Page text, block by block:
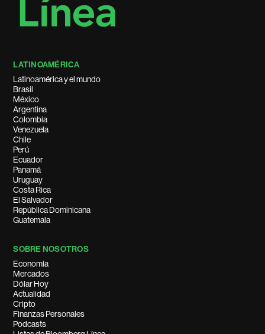
LATINOAMÉRICA
Latinoamérica y el mundo
Brasil
México
Argentina
Colombia
Venezuela
Chile
Perú
Ecuador
Panamá
Uruguay
Costa Rica
El Salvador
República Dominicana
Guatemala
SOBRE NOSOTROS
Economía
Mercados
Dólar Hoy
Actualidad
Cripto
Finanzas Personales
Podcasts